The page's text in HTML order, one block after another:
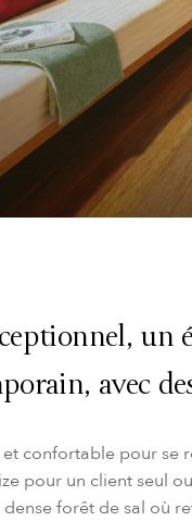
un
avec
confortable pour se
pour un client seul
forêt de sal où